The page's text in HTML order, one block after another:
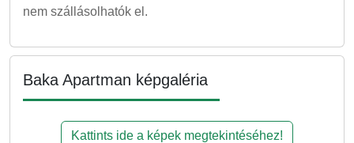
nem szállásolhatók el.
Baka Apartman képgaléria
Kattints ide a képek megtekintéséhez!